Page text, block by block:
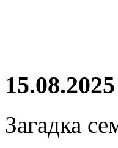
15.08.2025
Загадка